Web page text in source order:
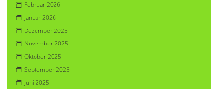
Februar 2026
Januar 2026
Dezember 2025
November 2025
Oktober 2025
September 2025
Juni 2025